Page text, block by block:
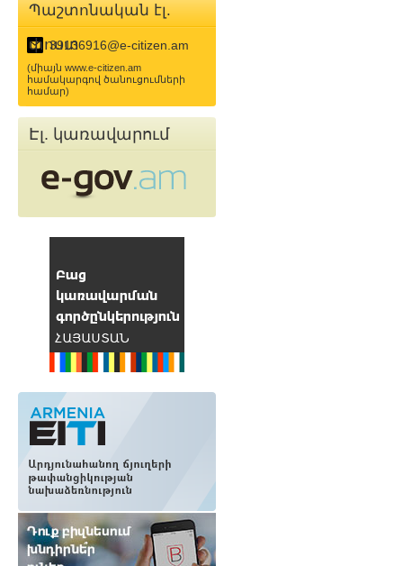
Պաշտոնական էլ.
փոստ
39136916@e-citizen.am
(միայն www.e-citizen.am
համակարգով ծանուցումների
համար)
Էլ. կառավարում